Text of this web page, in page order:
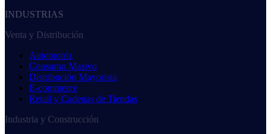
INDUSTRIAS
Venta y Distribución
Automotriz
Consumo Masivo
Distribución Mayorista
E-commerce
Retail y Cadenas de Tiendas
Industria y Construcción